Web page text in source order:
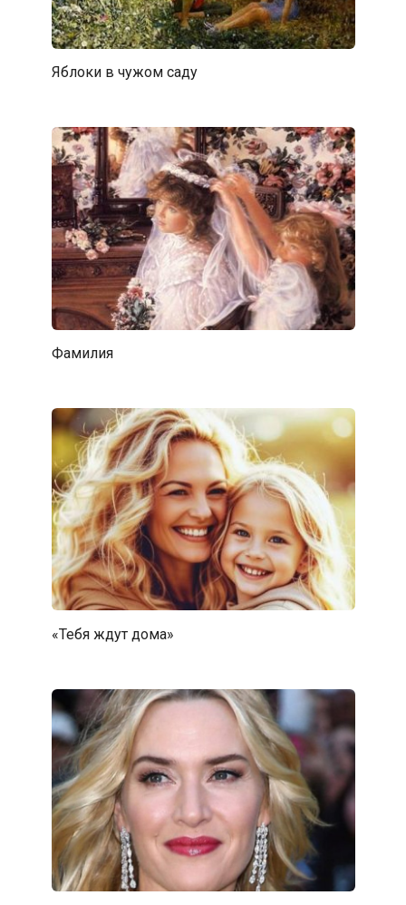
Яблоки в чужом саду
Фамилия
«Тебя ждут дома»